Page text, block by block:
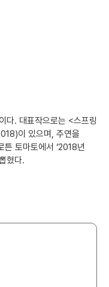
다. 대표작으로는 <스프링
이 있으며, 주연을
토마토에서 ‘2018년
혔다.